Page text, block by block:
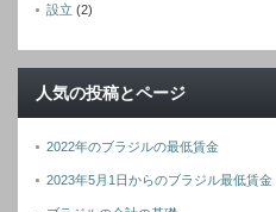
設立 (2)
人気の投稿とページ
2022年のブラジルの最低賃金
2023年5月1日からのブラジル最低賃金